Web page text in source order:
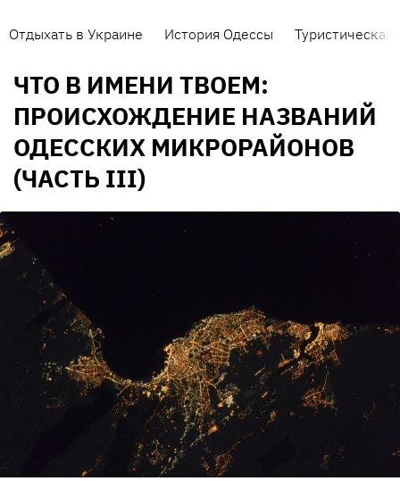
Отдыхать в Украине История Одессы Туристическая
ЧТО В ИМЕНИ ТВОЕМ:
ПРОИСХОЖДЕНИЕ НАЗВАНИЙ
ОДЕССКИХ МИКРОРАЙОНОВ
(ЧАСТЬ III)